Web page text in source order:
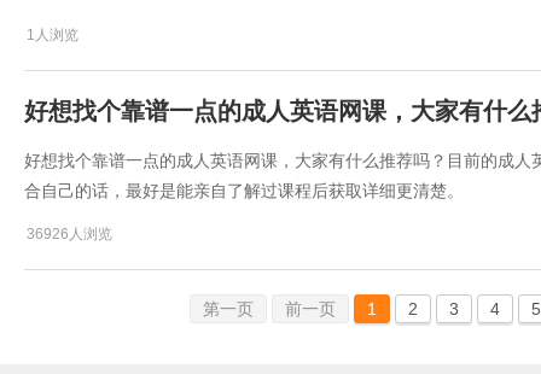
1人浏览
好想找个靠谱一点的成人英语网课，大家有什么
好想找个靠谱一点的成人英语网课，大家有什么推荐吗？目前的成
合自己的话，最好是能亲自了解过课程后获取详细更清楚。
36926人浏览
第一页 前一页 1 2 3 4 5